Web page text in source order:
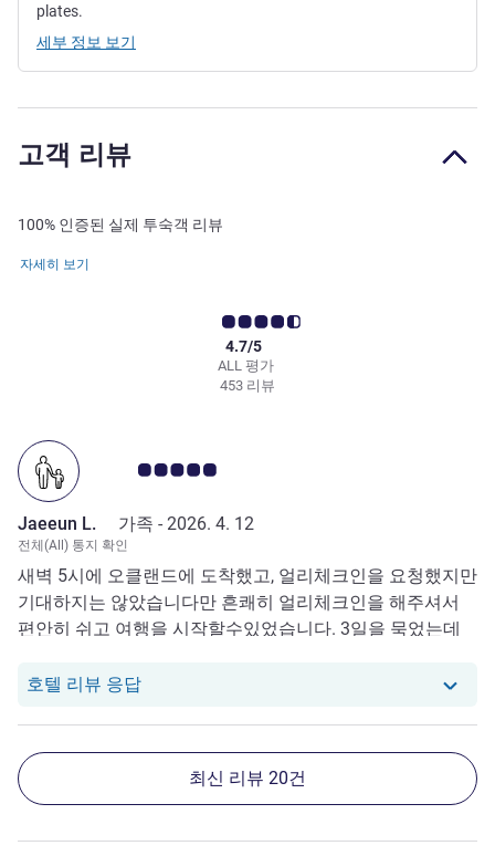
plates.
세부 정보 보기
고객 리뷰
100% 인증된 실제 투숙객 리뷰
자세히 보기
ALL 평가
4.7/5
453 리뷰
고객 평점 5.0/5
Jaeeun L. 가족 - 2026. 4. 12
전체(All) 통지 확인
새벽 5시에 오클랜드에 도착했고, 얼리체크인을 요청했지만
기대하지는 않았습니다만 흔쾌히 얼리체크인을 해주셔서
편안히 쉬고 여행을 시작할수있었습니다. 3일을 묵었는데
아기도 이뻐해주셔서 참 좋은인상으로 남았습니다. 방은 조
호텔 리뷰 응답당 호텔에서는 Jaeeun L.로부터의 리뷰에 응
최신 리뷰 20건